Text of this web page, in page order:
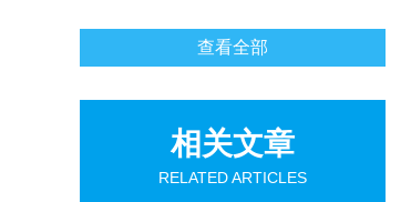
查看全部
相关文章
RELATED ARTICLES